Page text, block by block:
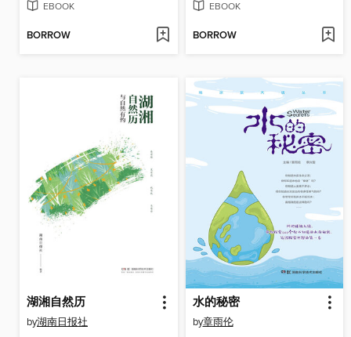
EBOOK
BORROW
EBOOK
BORROW
湖湘自然历
by湖南日报社
水的秘密
by章雨伦